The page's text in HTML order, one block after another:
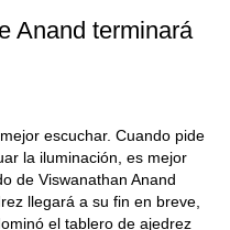
Anand terminará
escuchar. Cuando pide
la iluminación, es mejor
de Viswanathan Anand
llegará a su fin en breve,
el tablero de ajedrez